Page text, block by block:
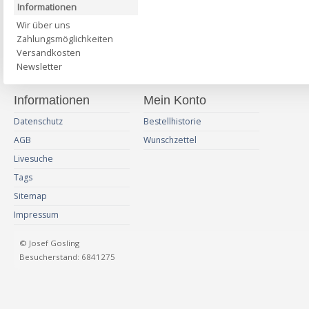
Informationen
Wir über uns
Zahlungsmöglichkeiten
Versandkosten
Newsletter
Informationen
Datenschutz
AGB
Livesuche
Tags
Sitemap
Impressum
Mein Konto
Bestellhistorie
Wunschzettel
© Josef Gosling
Besucherstand: 6841275